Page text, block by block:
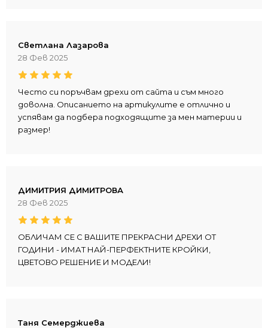
Светлана Лазарова
28 Фев 2025
Често си поръчвам дрехи от сайта и съм много
доволна. Описанието на артикулите е отлично и
успявам да подбера подходящите за мен материи и
размер!
ДИМИТРИЯ ДИМИТРОВА
28 Фев 2025
ОБЛИЧАМ СЕ С ВАШИТЕ ПРЕКРАСНИ ДРЕХИ ОТ
ГОДИНИ - ИМАТ НАЙ-ПЕРФЕКТНИТЕ КРОЙКИ,
ЦВЕТОВО РЕШЕНИЕ И МОДЕЛИ!
Таня Семерджиева